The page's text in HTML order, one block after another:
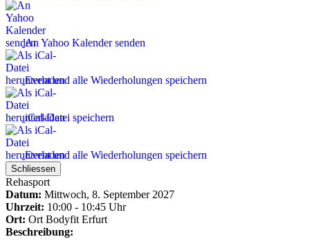
An Yahoo Kalender senden
Event und alle Wiederholungen speichern
iCal-Datei speichern
Event und alle Wiederholungen speichern
Schliessen
Rehasport
Datum: Mittwoch, 8. September 2027
Uhrzeit: 10:00 - 10:45 Uhr
Ort: Ort Bodyfit Erfurt
Beschreibung: